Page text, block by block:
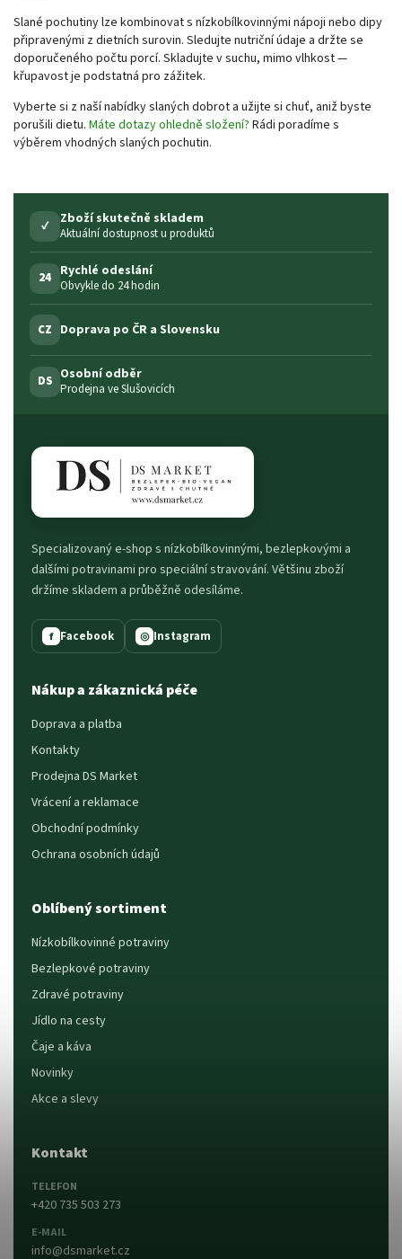
Slané pochutiny lze kombinovat s nízkobílkovinnými nápoji nebo dipy
připravenými z dietních surovin. Sledujte nutriční údaje a držte se
doporučeného počtu porcí. Skladujte v suchu, mimo vlhkost —
křupavost je podstatná pro zážitek.
Vyberte si z naší nabídky slaných dobrot a užijte si chuť, aniž byste
porušili dietu. Máte dotazy ohledně složení? Rádi poradíme s
výběrem vhodných slaných pochutin.
✓ Zboží skutečně skladem
Aktuální dostupnost u produktů
24 Rychlé odeslání
Obvykle do 24 hodin
CZ Doprava po ČR a Slovensku
DS Osobní odběr
Prodejna ve Slušovicích
Specializovaný e-shop s nízkobílkovinnými, bezlepkovými a
dalšími potravinami pro speciální stravování. Většinu zboží
držíme skladem a průběžně odesíláme.
f Facebook ◎ Instagram
Nákup a zákaznická péče
Doprava a platba
Kontakty
Prodejna DS Market
Vrácení a reklamace
Obchodní podmínky
Ochrana osobních údajů
Oblíbený sortiment
Nízkobílkovinné potraviny
Bezlepkové potraviny
Zdravé potraviny
Jídlo na cesty
Čaje a káva
Novinky
Akce a slevy
Kontakt
TELEFON
+420 735 503 273
E-MAIL
info@dsmarket.cz